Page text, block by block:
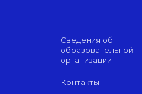
Сведения об
образовательной
организации
Контакты